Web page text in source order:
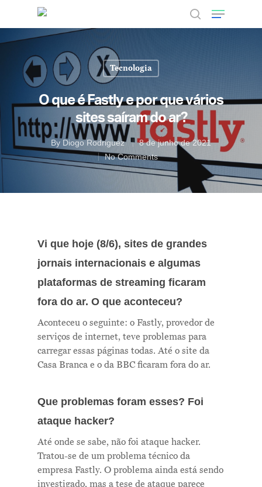
Hit enter to search or ESC to close
Tecnologia
O que é Fastly e por que vários
sites saíram do ar?
By Diogo Rodriguez
8 de junho de 2021
No Comments
Vi que hoje (8/6), sites de grandes
jornais internacionais e algumas
plataformas de streaming ficaram
fora do ar. O que aconteceu?
Aconteceu o seguinte: o Fastly, provedor de
serviços de internet, teve problemas para
carregar essas páginas todas. Até o site da
Casa Branca e o da BBC ficaram fora do ar.
Que problemas foram esses? Foi
ataque hacker?
Até onde se sabe, não foi ataque hacker.
Tratou-se de um problema técnico da
empresa Fastly. O problema ainda está sendo
investigado, mas a tese de ataque parece